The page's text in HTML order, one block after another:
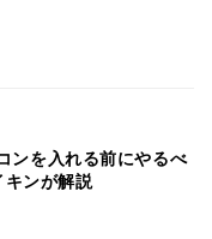
ンを入れる前にやるべ
キンが解説